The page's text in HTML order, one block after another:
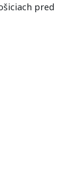
pred